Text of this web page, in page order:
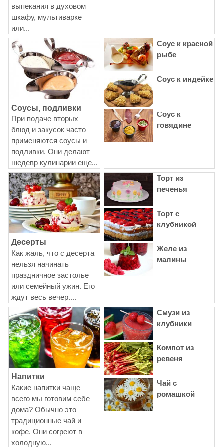
выпекания в духовом
шкафу, мультиварке
или...
Соусы, подливки
При подаче вторых
блюд и закусок часто
применяются соусы и
подливки. Они делают
шедевр кулинарии еще...
Соус к красной
рыбе
Соус к индейке
Соус к
говядине
Десерты
Как жаль, что с десерта
нельзя начинать
праздничное застолье
или семейный ужин. Его
ждут весь вечер....
Торт из
печенья
Торт с
клубникой
Желе из
малины
Напитки
Какие напитки чаще
всего мы готовим себе
дома? Обычно это
традиционные чай и
кофе. Они согреют в
холодную...
Смузи из
клубники
Компот из
ревеня
Чай с
ромашкой